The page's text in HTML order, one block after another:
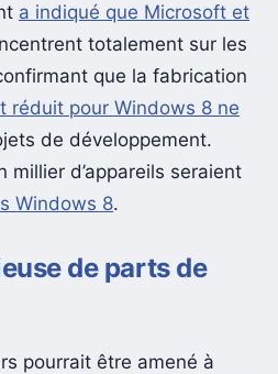
a indiqué que Microsoft et
totalement sur les
que la fabrication
réduit pour Windows 8 ne
de développement.
millier d’appareils seraient
Windows 8.
de parts de
pourrait être amené à